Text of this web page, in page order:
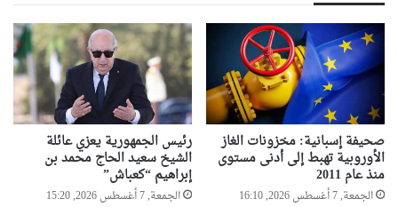
ي
ب
م
ق
و
ا
ي
ة
و
ب
ي
ا
ل
ل
ئ
ي
ي
ط
صحيفة إسبانية: مخزونات الغاز
الأوروبية تهبط إلى أدنى مستوى
منذ عام 2011
الجمعة, 7 أغسطس 2026, 16:10
رئيس الجمهورية يعزي عائلة
الشيخ سعيد الحاج محمد بن
إبراهيم “كعباش”
الجمعة, 7 أغسطس 2026, 15:20